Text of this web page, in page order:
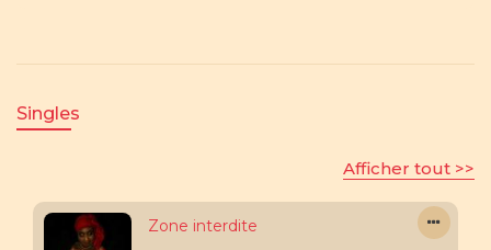
Singles
Afficher tout >>
Zone interdite